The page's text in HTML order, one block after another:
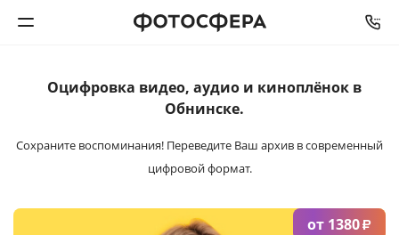
Печать фото
Фотокниги
Оцифровка видео, аудио и киноплёнокв
Обнинске.
Сохраните воспоминания! Переведите Ваш архив в современный
цифровой формат.
от 1380₽